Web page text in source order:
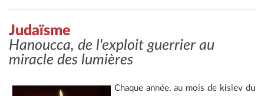
Judaïsme
Hanoucca, de l'exploit guerrier au
miracle des lumières
Chaque année, au mois de kislev du